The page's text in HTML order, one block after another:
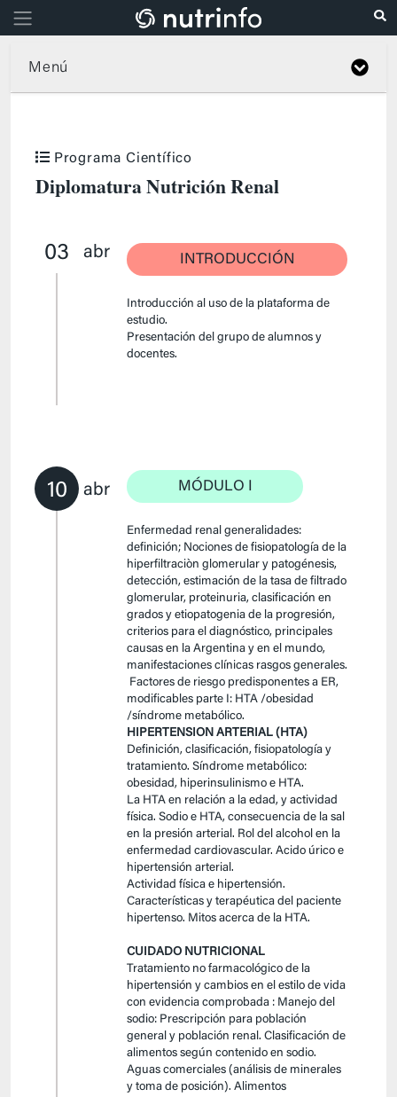
Menú
Programa Científico
Diplomatura Nutrición Renal
03 abr INTRODUCCIÓN
Introducción al uso de la plataforma de
estudio.
Presentación del grupo de alumnos y
docentes.
10 abr MÓDULO I
Enfermedad renal generalidades:
definición; Nociones de fisiopatología de la
hiperfiltraciòn glomerular y patogénesis,
detección, estimación de la tasa de filtrado
glomerular, proteinuria, clasificación en
grados y etiopatogenia de la progresión,
criterios para el diagnóstico, principales
causas en la Argentina y en el mundo,
manifestaciones clínicas rasgos generales.
Factores de riesgo predisponentes a ER,
modificables parte I: HTA /obesidad
/síndrome metabólico.
HIPERTENSION ARTERIAL (HTA)
Definición, clasificación, fisiopatología y
tratamiento. Síndrome metabólico:
obesidad, hiperinsulinismo e HTA.
La HTA en relación a la edad, y actividad
física. Sodio e HTA, consecuencia de la sal
en la presión arterial. Rol del alcohol en la
enfermedad cardiovascular. Acido úrico e
hipertensión arterial.
Actividad física e hipertensión.
Características y terapéutica del paciente
hipertenso. Mitos acerca de la HTA.
CUIDADO NUTRICIONAL
Tratamiento no farmacológico de la
hipertensión y cambios en el estilo de vida
con evidencia comprobada : Manejo del
sodio: Prescripción para población
general y población renal. Clasificación de
alimentos según contenido en sodio.
Aguas comerciales (análisis de minerales
y toma de posición). Alimentos